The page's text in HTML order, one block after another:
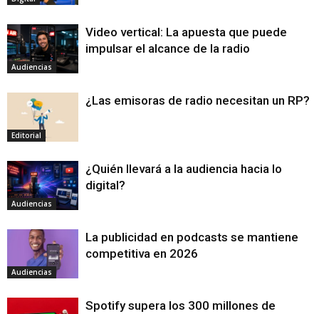
Audiencias
Video vertical: La apuesta que puede
impulsar el alcance de la radio
Editorial
¿Las emisoras de radio necesitan un RP?
Audiencias
¿Quién llevará a la audiencia hacia lo
digital?
Audiencias
La publicidad en podcasts se mantiene
competitiva en 2026
Spotify supera los 300 millones de